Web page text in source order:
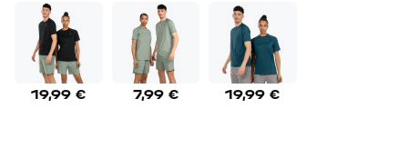
19,99 € 7,99 € 19,99 €